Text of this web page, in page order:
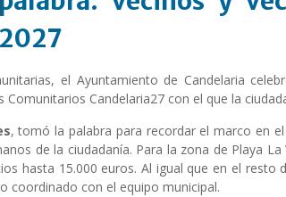
el Ayuntamiento de Candelaria
Candelaria27 con el que la
, tomó la palabra para recordar el marco en
de la ciudadanía. Para la zona de Playa
hasta 15.000 euros. Al igual que en el
coordinado con el equipo municipal.